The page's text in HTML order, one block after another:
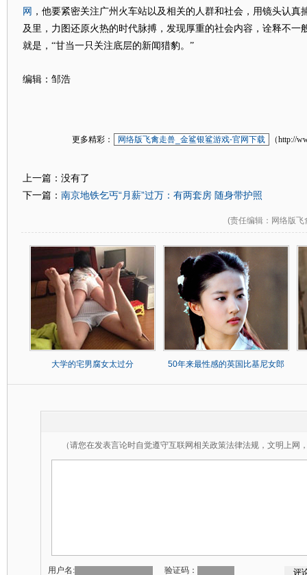
网 ，他要紧密关注广州火车站以及相关的人群和社会，用镜头认真
及里，力图还原火热的时代脉搏，发现厚重的社会内容，诠释不一
就是，“甘当一只关注底层的新闻猎豹。”
编辑：邹浩
更多精彩： 网络版飞禽走兽_金鲨银鲨游戏-官网下载 （http://
上一篇：没有了
下一篇： 南京地铁乞丐“月薪”过万：有两套房 随身带护照
(责任编辑 ：网络版
大学的宅男腐女太过分 50年来最性感的英国比基尼女郎
（请您在发表言论时自觉遵守互联网相关政策法律法规，文明上网
用户名: 验证码：